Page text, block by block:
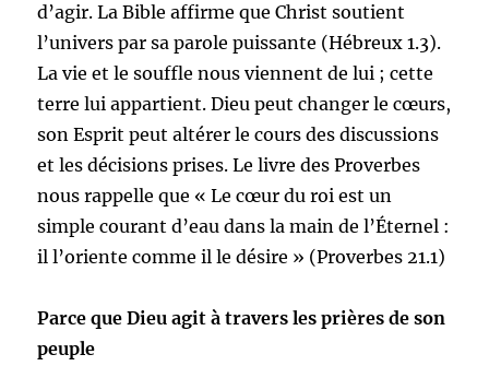
d’agir. La Bible affirme que Christ soutient
l’univers par sa parole puissante (Hébreux 1.3).
La vie et le souffle nous viennent de lui ; cette
terre lui appartient. Dieu peut changer le cœurs,
son Esprit peut altérer le cours des discussions
et les décisions prises. Le livre des Proverbes
nous rappelle que « Le cœur du roi est un
simple courant d’eau dans la main de l’Éternel :
il l’oriente comme il le désire » (Proverbes 21.1)
Parce que Dieu agit à travers les prières de son
peuple